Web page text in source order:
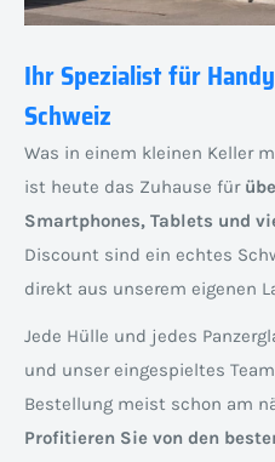
Ihr Spezialist für
Schweiz
Was in einem kleinen Keller
ist heute das Zuhause für
Smartphones, Tablets und
Discount sind ein echtes
direkt aus unserem eigenen
Jede Hülle und jedes
und unser eingespieltes
Bestellung meist schon am
Profitieren Sie von den